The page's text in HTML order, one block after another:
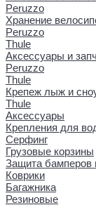
Peruzzo
Хранение
Peruzzo
Thule
Аксессуары и
Peruzzo
Thule
Крепеж лыж и
Thule
Аксессуары
Крепления для
Серфинг
Грузовые корзины
Защита бамперов
Коврики
Багажника
Резиновые